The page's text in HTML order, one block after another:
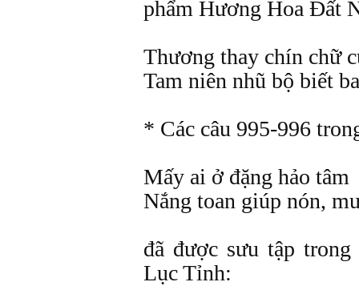
phẩm Hương Hoa Đất
Thương thay chín chữ
Tam niên nhũ bộ biết
* Các câu 995-996
Mấy ai ở đặng hảo tâm
Nắng toan giúp nón,
đã được sưu tập
Lục Tỉnh: